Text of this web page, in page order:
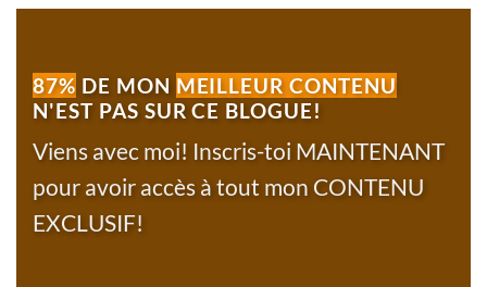
87%DE MON MEILLEUR CONTENU
N'EST PAS SUR CE BLOGUE!
Viens avec moi! Inscris-toi MAINTENANT
pour avoir accès à tout mon CONTENU
EXCLUSIF!